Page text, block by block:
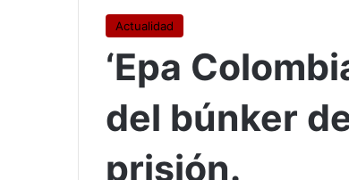
Actualidad
‘Epa
del búnker
prisión.